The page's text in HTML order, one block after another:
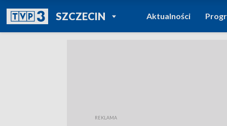
SZCZECINPOWRÓT DO
TVP REGIONY
Aktualności